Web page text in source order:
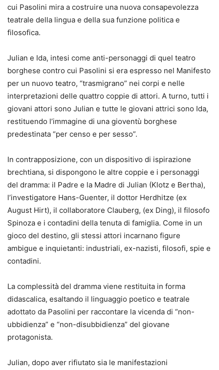
cui Pasolini mira a costruire una nuova consapevolezza
teatrale della lingua e della sua funzione politica e
filosofica.
Julian e Ida, intesi come anti-personaggi di quel teatro
borghese contro cui Pasolini si era espresso nel Manifesto
per un nuovo teatro, “trasmigrano” nei corpi e nelle
interpretazioni delle quattro coppie di attori. A turno, tutti i
giovani attori sono Julian e tutte le giovani attrici sono Ida,
restituendo l’immagine di una gioventù borghese
predestinata “per censo e per sesso”.
In contrapposizione, con un dispositivo di ispirazione
brechtiana, si dispongono le altre coppie e i personaggi
del dramma: il Padre e la Madre di Julian (Klotz e Bertha),
l’investigatore Hans-Guenter, il dottor Herdhitze (ex
August Hirt), il collaboratore Clauberg, (ex Ding), il filosofo
Spinoza e i contadini della tenuta di famiglia. Come in un
gioco del destino, gli stessi attori incarnano figure
ambigue e inquietanti: industriali, ex-nazisti, filosofi, spie e
contadini.
La complessità del dramma viene restituita in forma
didascalica, esaltando il linguaggio poetico e teatrale
adottato da Pasolini per raccontare la vicenda di “non-
ubbidienza” e “non-disubbidienza” del giovane
protagonista.
Julian, dopo aver rifiutato sia le manifestazioni